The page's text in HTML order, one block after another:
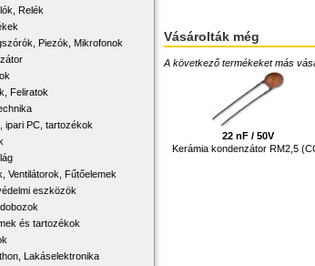
Relék
Piezók, Mikrofonok
Feliratok
ipari PC, tartozékok
Ventilátorok, Fűtőelemek
eszközök
és tartozékok
Lakáselektronika
Vásárolták még
A következő termékeket más
22 nF / 50V
Kerámia kondenzátor RM2,5